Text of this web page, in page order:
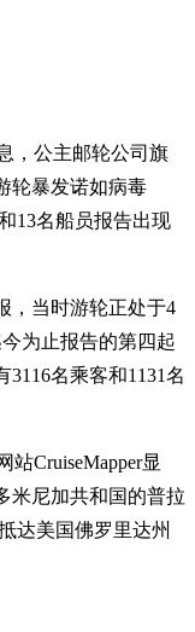
，公主邮轮公司旗
轮暴发诺如病毒
13名船员报告出现
，当时游轮正处于4
为止报告的第四起
名乘客和1131名
CruiseMapper显
米尼加共和国的普拉
达美国佛罗里达州